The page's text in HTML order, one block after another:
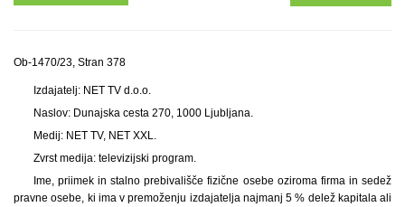
Ob-1470/23, Stran 378
Izdajatelj: NET TV d.o.o.
Naslov: Dunajska cesta 270, 1000 Ljubljana.
Medij: NET TV, NET XXL.
Zvrst medija: televizijski program.
Ime, priimek in stalno prebivališče fizične osebe oziroma firma in sedež
pravne osebe, ki ima v premoženju izdajatelja najmanj 5 % delež kapitala ali